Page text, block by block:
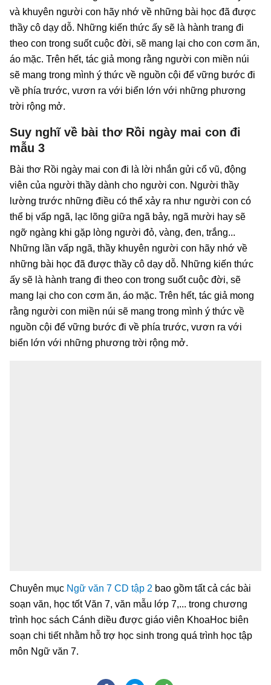
và khuyên người con hãy nhớ về những bài học đã được
thầy cô dạy dỗ. Những kiến thức ấy sẽ là hành trang đi
theo con trong suốt cuộc đời, sẽ mang lại cho con cơm ăn,
áo mặc. Trên hết, tác giả mong rằng người con miền núi
sẽ mang trong mình ý thức về nguồn cội để vững bước đi
về phía trước, vươn ra với biển lớn với những phương
trời rộng mở.
Suy nghĩ về bài thơ Rồi ngày mai con đi
mẫu 3
Bài thơ Rồi ngày mai con đi là lời nhắn gửi cổ vũ, động
viên của người thầy dành cho người con. Người thầy
lường trước những điều có thể xảy ra như người con có
thể bị vấp ngã, lạc lõng giữa ngã bảy, ngã mười hay sẽ
ngỡ ngàng khi gặp lòng người đỏ, vàng, đen, trắng...
Những lần vấp ngã, thầy khuyên người con hãy nhớ về
những bài học đã được thầy cô dạy dỗ. Những kiến thức
ấy sẽ là hành trang đi theo con trong suốt cuộc đời, sẽ
mang lại cho con cơm ăn, áo mặc. Trên hết, tác giả mong
rằng người con miền núi sẽ mang trong mình ý thức về
nguồn cội để vững bước đi về phía trước, vươn ra với
biển lớn với những phương trời rộng mở.
Chuyên mục Ngữ văn 7 CD tập 2 bao gồm tất cả các bài
soạn văn, học tốt Văn 7, văn mẫu lớp 7,... trong chương
trình học sách Cánh diều được giáo viên KhoaHoc biên
soạn chi tiết nhằm hỗ trợ học sinh trong quá trình học tập
môn Ngữ văn 7.